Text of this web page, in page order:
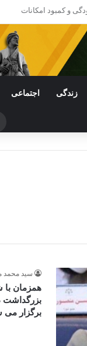
خراسان رضوی با
زندگی اجتماعی
سید محمد
همزمان
بزرگداشت
برگزار می